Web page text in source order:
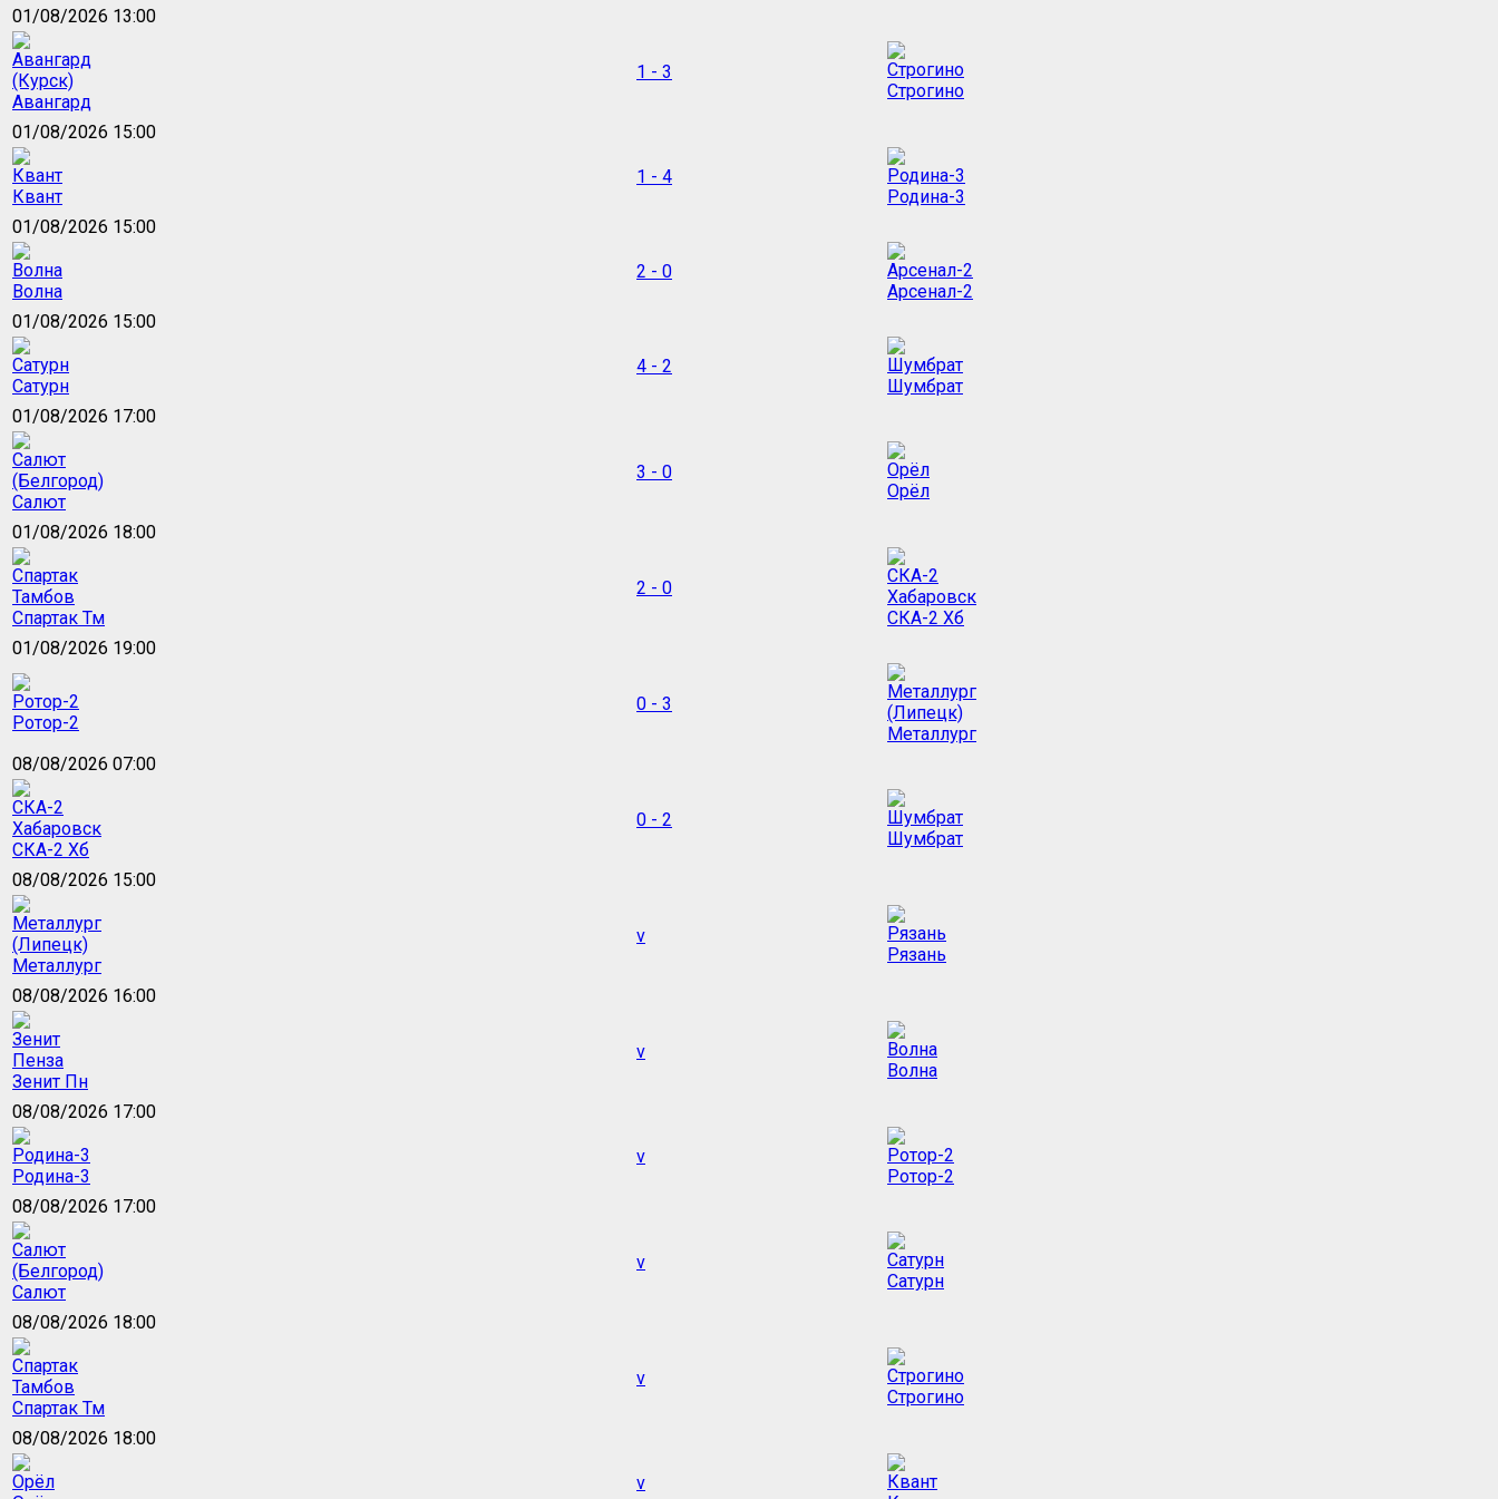
01/08/2026 13:00
Авангард
1 - 3
Строгино
01/08/2026 15:00
Квант
1 - 4
Родина-3
01/08/2026 15:00
Волна
2 - 0
Арсенал-2
01/08/2026 15:00
Сатурн
4 - 2
Шумбрат
01/08/2026 17:00
Салют
3 - 0
Орёл
01/08/2026 18:00
Спартак Тм
2 - 0
СКА-2 Хб
01/08/2026 19:00
Ротор-2
0 - 3
Металлург
08/08/2026 07:00
СКА-2 Хб
0 - 2
Шумбрат
08/08/2026 15:00
Металлург
v
Рязань
08/08/2026 16:00
Зенит Пн
v
Волна
08/08/2026 17:00
Родина-3
v
Ротор-2
08/08/2026 17:00
Салют
v
Сатурн
08/08/2026 18:00
Спартак Тм
v
Строгино
08/08/2026 18:00
v